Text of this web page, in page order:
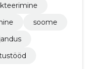
soome